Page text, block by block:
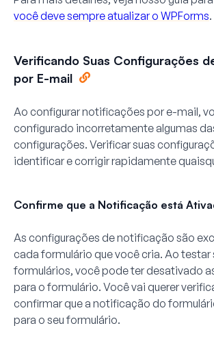
você deve sempre atualizar o WPForms.
Verificando Suas Configurações
por E-mail
Ao configurar notificações por e-mail,
configurado incorretamente algumas
configurações. Verificar suas
identificar e corrigir rapidamente
Confirme que a Notificação está
As configurações de notificação são
cada formulário que você cria. Ao testar
formulários, você pode ter desativado
para o formulário. Você vai querer
confirmar que a notificação do
para o seu formulário.